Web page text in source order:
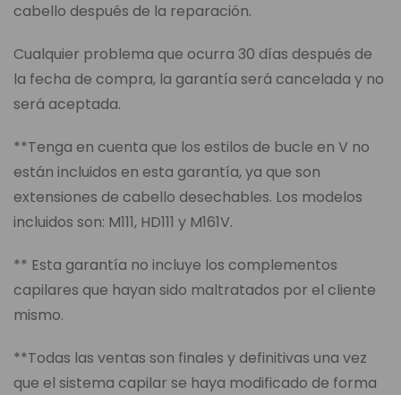
cabello después de la reparación.
Cualquier problema que ocurra 30 días después de
la fecha de compra, la garantía será cancelada y no
será aceptada.
**Tenga en cuenta que los estilos de bucle en V no
están incluidos en esta garantía, ya que son
extensiones de cabello desechables. Los modelos
incluidos son: M111, HD111 y M161V.
** Esta garantía no incluye los complementos
capilares que hayan sido maltratados por el cliente
mismo.
**Todas las ventas son finales y definitivas una vez
que el sistema capilar se haya modificado de forma